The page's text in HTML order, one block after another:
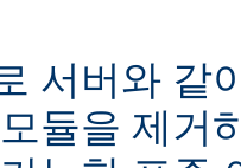
서버와 같
듈을 제거